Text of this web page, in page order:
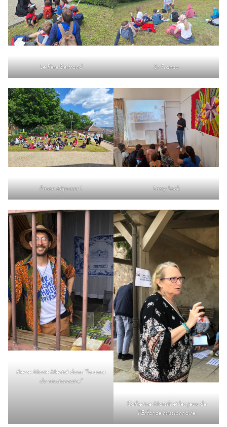
Le Père Bertrand Sr Franca
Pause déjeuner ! Larry Lock
Pierre-Marie Mentré dans “la case
du missionnaire”
Catherine Marsili et les jeux de
l’Enfance missionnaire